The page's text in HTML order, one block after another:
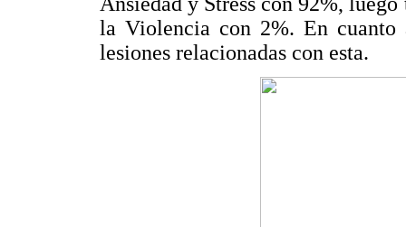
la Violencia con 2%. En cuanto
lesiones relacionadas con esta.